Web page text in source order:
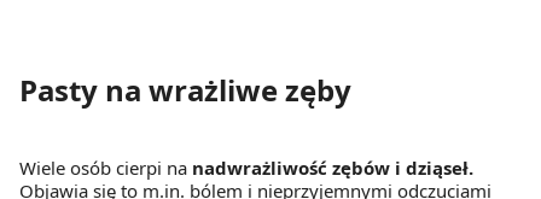
Pasty na wrażliwe zęby
Wiele osób cierpi na nadwrażliwość zębów i dziąseł.
Objawia się to m.in. bólem i nieprzyjemnymi odczuciami